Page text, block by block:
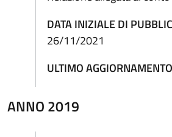
DATA INIZIALE DI
26/11/2021
ULTIMO
ANNO 2019